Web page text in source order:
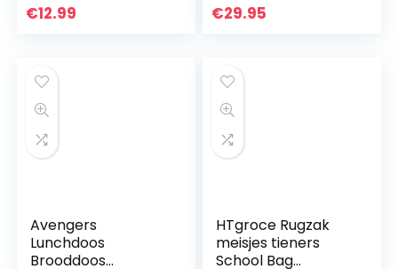
afsluitbare
€12.99
broodtrommel
€29.95
Avengers
Lunchdoos
Brooddoos
HTgroce Rugzak
meisjes tieners
School Bag